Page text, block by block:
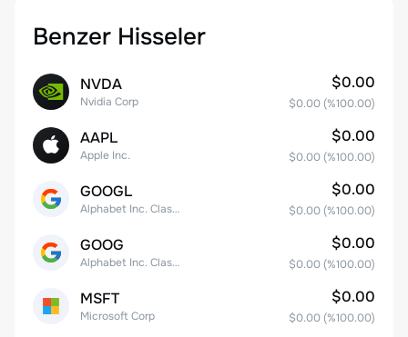
Benzer Hisseler
NVDA
Nvidia Corp
$0.00
$0.00 (%100.00)
AAPL
Apple Inc.
$0.00
$0.00 (%100.00)
GOOGL
Alphabet Inc. Class A Common Stock
$0.00
$0.00 (%100.00)
GOOG
Alphabet Inc. Class C Capital Stock
$0.00
$0.00 (%100.00)
MSFT
Microsoft Corp
$0.00
$0.00 (%100.00)